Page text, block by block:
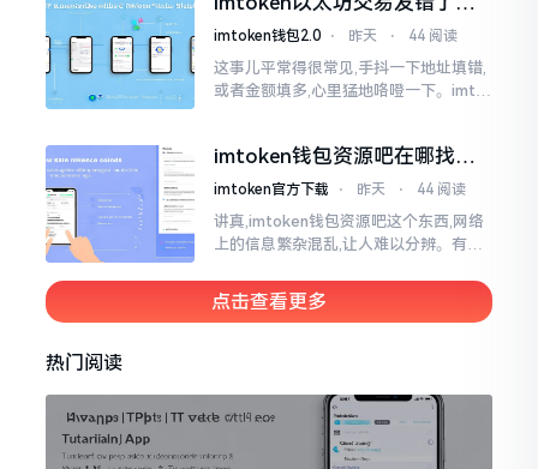
为畅快
整？取消方法告诉你
imtoken钱包2.0 ⋅ 昨天 ⋅ 44 阅读
这事儿平常得很常见,手抖一下地址填错,
或者金额填多,心里猛地咯噔一下。imto
imtoken钱包资源吧在哪找，
这些坑我帮你趟过
imtoken官方下载 ⋅ 昨天 ⋅ 44 阅读
讲真,imtoken钱包资源吧这个东西,网络
上的信息繁杂混乱,让人难以分辨。有的
三方进行的搬运。倘若找对了资源
点击查看更多
热门阅读